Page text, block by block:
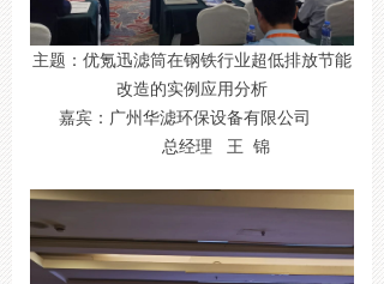
主题：优氪迅滤筒在钢铁行业超低排放节能
改造的实例应用分析
嘉宾：广州华滤环保设备有限公司
总经理 王 锦